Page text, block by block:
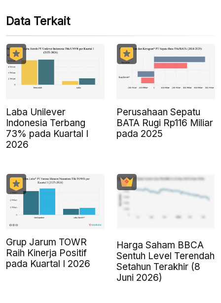
Data Terkait
Laba Unilever
Indonesia Terbang
73% pada Kuartal I
2026
Perusahaan Sepatu
BATA Rugi Rp116 Miliar
pada 2025
Grup Jarum TOWR
Raih Kinerja Positif
pada Kuartal I 2026
Harga Saham BBCA
Sentuh Level Terendah
Setahun Terakhir (8
Juni 2026)